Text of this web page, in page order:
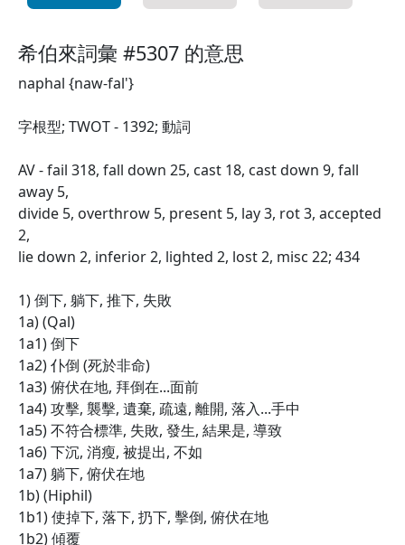
希伯來詞彙 #5307 的意思
naphal {naw-fal'}
字根型; TWOT - 1392; 動詞
AV - fail 318, fall down 25, cast 18, cast down 9, fall
away 5,
divide 5, overthrow 5, present 5, lay 3, rot 3, accepted
2,
lie down 2, inferior 2, lighted 2, lost 2, misc 22; 434
1) 倒下, 躺下, 推下, 失敗
1a) (Qal)
1a1) 倒下
1a2) 仆倒 (死於非命)
1a3) 俯伏在地, 拜倒在...面前
1a4) 攻擊, 襲擊, 遺棄, 疏遠, 離開, 落入...手中
1a5) 不符合標準, 失敗, 發生, 結果是, 導致
1a6) 下沉, 消瘦, 被提出, 不如
1a7) 躺下, 俯伏在地
1b) (Hiphil)
1b1) 使掉下, 落下, 扔下, 擊倒, 俯伏在地
1b2) 傾覆